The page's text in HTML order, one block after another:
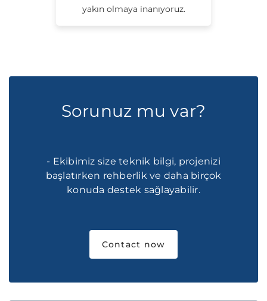
yakın olmaya inanıyoruz.
Sorunuz mu var?
- Ekibimiz size teknik bilgi, projenizi
başlatırken rehberlik ve daha birçok
konuda destek sağlayabilir.
Contact now